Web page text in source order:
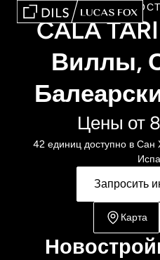
CALA
Виллы,
Цены от
42 единиц доступно в Сан
Запросить
Карта